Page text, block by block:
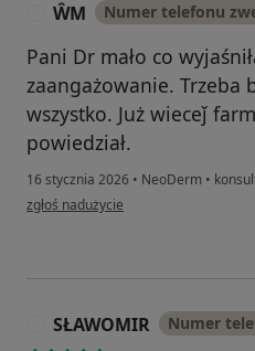
ŴM Numer telefonu
Pani Dr mało co
zaangażowanie. Trzeba
wszystko. Już wieceǰ
powiedział.
16 stycznia 2026 • NeoDerm •
w opinii użytkownika ŴM
zgłoś nadużycie
SŁAWOMIR Numer